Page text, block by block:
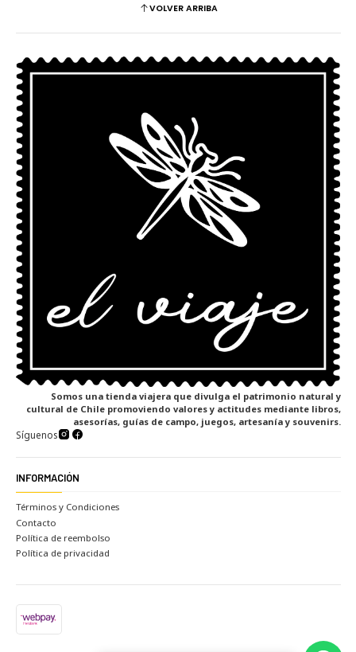
VOLVER ARRIBA
Somos una tienda viajera que divulga el patrimonio natural y
cultural de Chile promoviendo valores y actitudes mediante libros,
asesorías, guías de campo, juegos, artesanía y souvenirs.
Síguenos
INFORMACIÓN
Términos y Condiciones
Contacto
Política de reembolso
Política de privacidad